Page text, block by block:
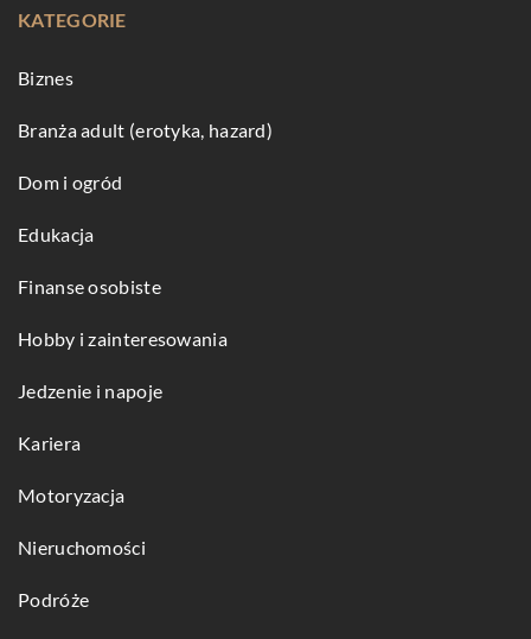
KATEGORIE
Biznes
Branża adult (erotyka, hazard)
Dom i ogród
Edukacja
Finanse osobiste
Hobby i zainteresowania
Jedzenie i napoje
Kariera
Motoryzacja
Nieruchomości
Podróże